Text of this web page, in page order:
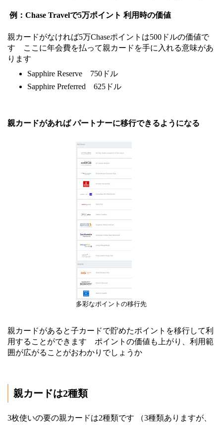
例：Chase Travelで5万ポイント 利用時の価値
親カードがなければ5万Chaseポイントは500ドルの価値で
す ここに年会費を払って親カードを手に入れる意味があ
ります
Sapphire Reserve 750ドル
Sapphire Preferred 625ドル
親カードがあれば パートナーに移行できるようになる
多彩なポイントの移行先
親カードがあると子カードで貯めたポイントを移行して利
用することができます ポイントの価値も上がり、利用範
囲が広がることがおわかりでしょうか
親カードは2種類
3枚使いの要の親カードは2種類です （3種類ありますが、